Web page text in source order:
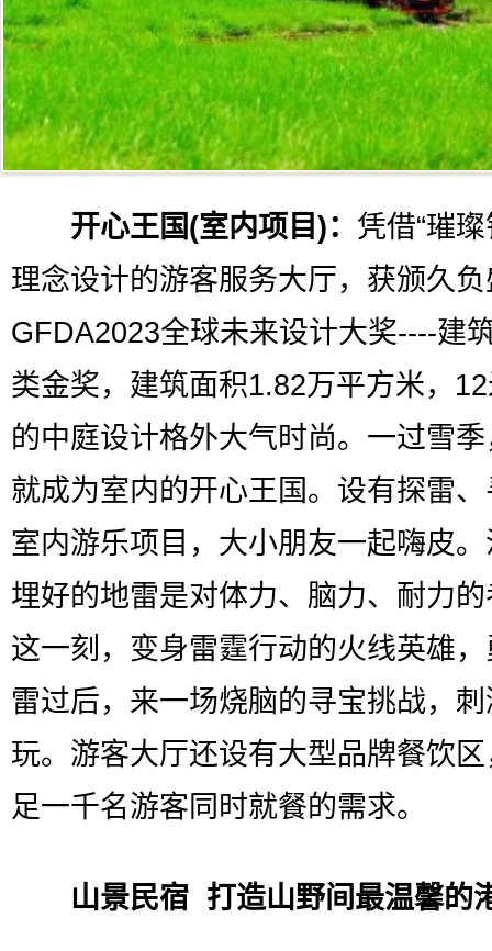
开心王国(室内项目)： 凭借“璀璨
理念设计的游客服务大厅，获颁久
GFDA2023全球未来设计大奖----建
类金奖，建筑面积1.82万平方米，
的中庭设计格外大气时尚。一过雪
就成为室内的开心王国。设有探雷
室内游乐项目，大小朋友一起嗨皮
埋好的地雷是对体力、脑力、耐力
这一刻，变身雷霆行动的火线英雄
雷过后，来一场烧脑的寻宝挑战，
玩。游客大厅还设有大型品牌餐饮
足一千名游客同时就餐的需求。
山景民宿 打造山野间最温馨的